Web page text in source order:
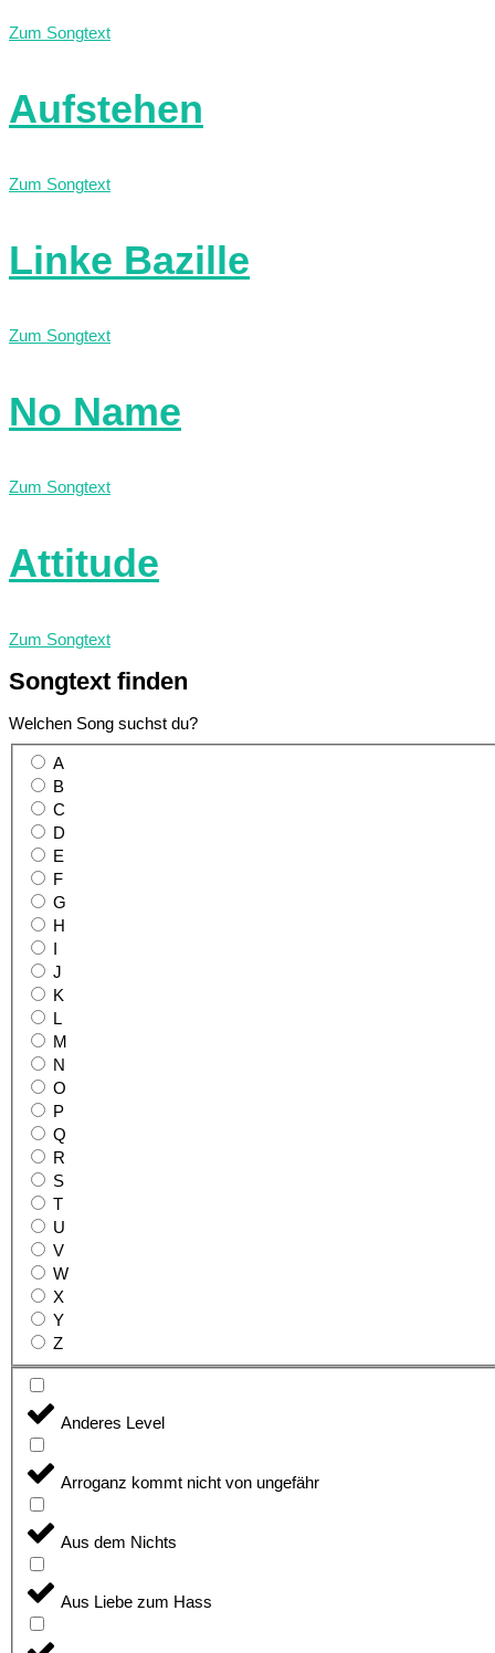
Zum Songtext
Aufstehen
Zum Songtext
Linke Bazille
Zum Songtext
No Name
Zum Songtext
Attitude
Zum Songtext
Songtext finden
Welchen Song suchst du?
A
B
C
D
E
F
G
H
J
K
L
M
N
O
P
Q
R
S
T
U
V
W
X
Y
Z
Anderes Level
Arroganz kommt nicht von ungefähr
Aus dem Nichts
Aus Liebe zum Hass